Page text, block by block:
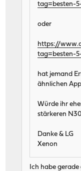
tag=besten-5-
oder
https://
tag=besten-5-
hat jemand
ähnlichen
Würde ihr
stärkeren
Danke & LG
Xenon
Ich habe